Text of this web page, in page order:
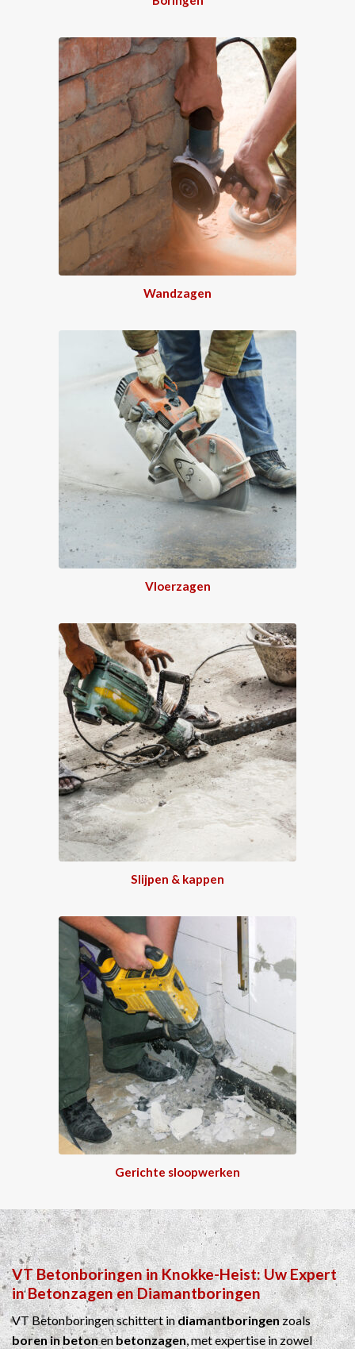
Wandzagen
Vloerzagen
Slijpen & kappen
Gerichte sloopwerken
VT BetonboringeninKnokke-Heist: Uw Expert
inBetonzagenenDiamantboringen
VT Betonboringen schittert indiamantboringenzoals
boren in betonenbetonzagen, met expertise in zowel